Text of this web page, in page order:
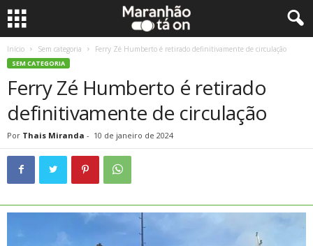
Início Sem categoria Ferry Zé Humberto é retirado definitivamente de circulação
SEM CATEGORIA
Ferry Zé Humberto é retirado
definitivamente de circulação
Por Thais Miranda - 10 de janeiro de 2024